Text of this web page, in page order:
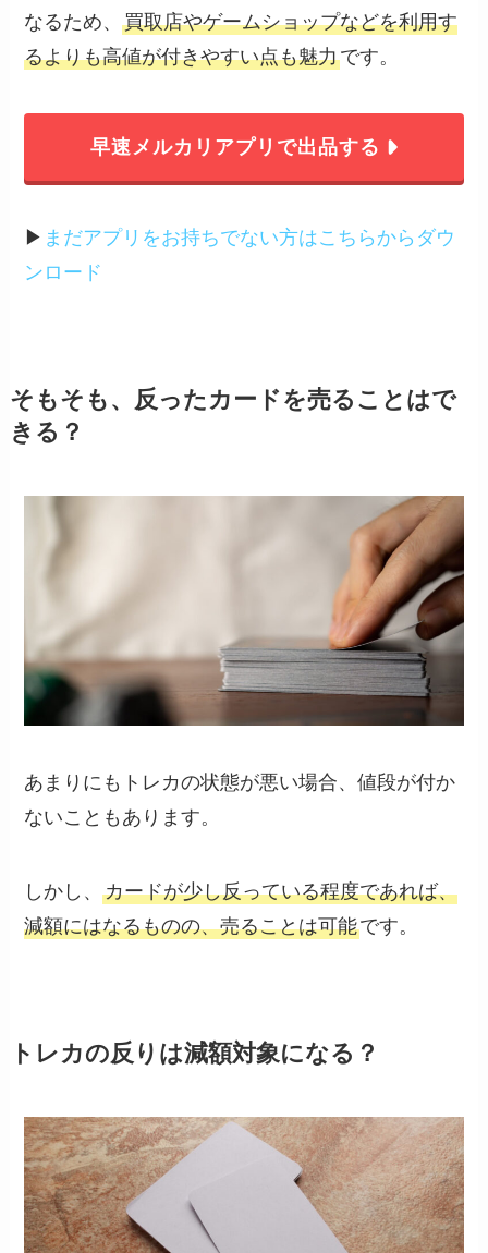
なるため、買取店やゲームショップなどを利用す
るよりも高値が付きやすい点も魅力です。
早速メルカリアプリで出品する
▶︎ まだアプリをお持ちでない方はこちらからダウ
ンロード
そもそも、反ったカードを売ることはで
きる？
あまりにもトレカの状態が悪い場合、値段が付か
ないこともあります。
しかし、カードが少し反っている程度であれば、
減額にはなるものの、売ることは可能です。
トレカの反りは減額対象になる？